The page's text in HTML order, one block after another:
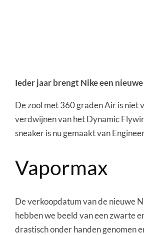
Ieder jaar brengt Nike een
De zool met 360 graden Air is niet
verdwijnen van het Dynamic
sneaker is nu gemaakt van
Vapormax
De verkoopdatum van de nieuwe
hebben we beeld van een zwarte
drastisch onder handen genomen